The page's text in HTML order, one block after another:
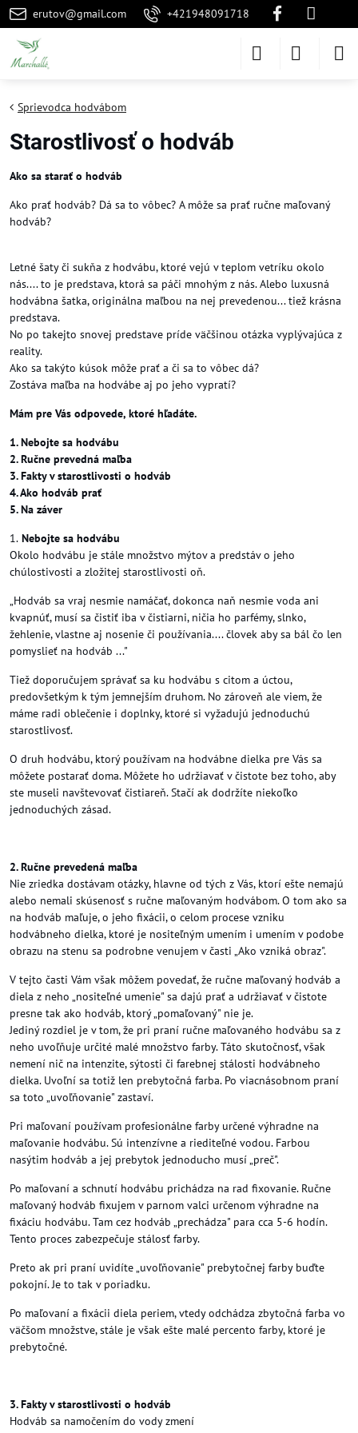
erutov@gmail.com +421948091718
Sprievodca hodvábom
Starostlivosť o hodváb
Ako sa starať o hodváb
Ako prať hodváb? Dá sa to vôbec? A môže sa prať ručne maľovaný
hodváb?
Letné šaty či sukňa z hodvábu, ktoré vejú v teplom vetríku okolo
nás.... to je predstava, ktorá sa páči mnohým z nás. Alebo luxusná
hodvábna šatka, originálna maľbou na nej prevedenou... tiež krásna
predstava.
No po takejto snovej predstave príde väčšinou otázka vyplývajúca z
reality.
Ako sa takýto kúsok môže prať a či sa to vôbec dá?
Zostáva maľba na hodvábe aj po jeho vypratí?
Mám pre Vás odpovede, ktoré hľadáte.
1. Nebojte sa hodvábu
2. Ručne prevedná maľba
3. Fakty v starostlivosti o hodváb
4. Ako hodváb prať
5. Na záver
1. Nebojte sa hodvábu
Okolo hodvábu je stále množstvo mýtov a predstáv o jeho
chúlostivosti a zložitej starostlivosti oň.
„Hodváb sa vraj nesmie namáčať, dokonca naň nesmie voda ani
kvapnúť, musí sa čistiť iba v čistiarni, ničia ho parfémy, slnko,
žehlenie, vlastne aj nosenie či používania.... človek aby sa bál čo len
pomyslieť na hodváb ..."
Tiež doporučujem správať sa ku hodvábu s citom a úctou,
predovšetkým k tým jemnejším druhom. No zároveň ale viem, že
máme radi oblečenie i doplnky, ktoré si vyžadujú jednoduchú
starostlivosť.
O druh hodvábu, ktorý používam na hodvábne dielka pre Vás sa
môžete postarať doma. Môžete ho udržiavať v čistote bez toho, aby
ste museli navštevovať čistiareň. Stačí ak dodržíte niekoľko
jednoduchých zásad.
2. Ručne prevedená maľba
Nie zriedka dostávam otázky, hlavne od tých z Vás, ktorí ešte nemajú
alebo nemali skúsenosť s ručne maľovaným hodvábom. O tom ako sa
na hodváb maľuje, o jeho fixácii, o celom procese vzniku
hodvábneho dielka, ktoré je nositeľným umením i umením v podobe
obrazu na stenu sa podrobne venujem v časti „Ako vzniká obraz".
V tejto časti Vám však môžem povedať, že ručne maľovaný hodváb a
diela z neho „nositeľné umenie" sa dajú prať a udržiavať v čistote
presne tak ako hodváb, ktorý „pomaľovaný" nie je.
Jediný rozdiel je v tom, že pri praní ručne maľovaného hodvábu sa z
neho uvoľňuje určité malé množstvo farby. Táto skutočnosť, však
nemení nič na intenzite, sýtosti či farebnej stálosti hodvábneho
dielka. Uvoľní sa totiž len prebytočná farba. Po viacnásobnom praní
sa toto „uvoľňovanie" zastaví.
Pri maľovaní používam profesionálne farby určené výhradne na
maľovanie hodvábu. Sú intenzívne a riediteľné vodou. Farbou
nasýtim hodváb a jej prebytok jednoducho musí „preč".
Po maľovaní a schnutí hodvábu prichádza na rad fixovanie. Ručne
maľovaný hodváb fixujem v parnom valci určenom výhradne na
fixáciu hodvábu. Tam cez hodváb „prechádza" para cca 5-6 hodín.
Tento proces zabezpečuje stálosť farby.
Preto ak pri praní uvidíte „uvoľňovanie" prebytočnej farby buďte
pokojní. Je to tak v poriadku.
Po maľovaní a fixácii diela periem, vtedy odchádza zbytočná farba vo
väčšom množstve, stále je však ešte malé percento farby, ktoré je
prebytočné.
3. Fakty v starostlivosti o hodváb
Hodváb sa namočením do vody zmení